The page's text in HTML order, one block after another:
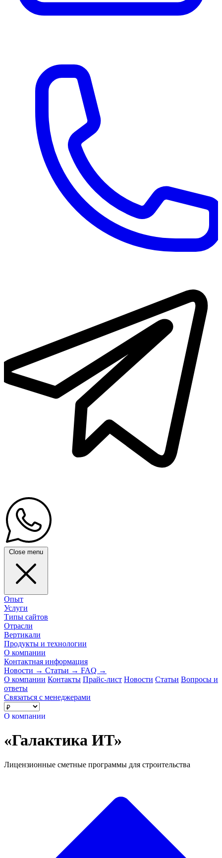
Close menu
Опыт
Услуги
Типы сайтов
Отрасли
Вертикали
Продукты и технологии
О компании
Контактная информация
Новости → Статьи → FAQ →
О компании Контакты Прайс-лист Новости Статьи Вопросы и
ответы
Связаться с менеджерами
О компании
«Галактика ИТ»
Лицензионные сметные программы для строительства